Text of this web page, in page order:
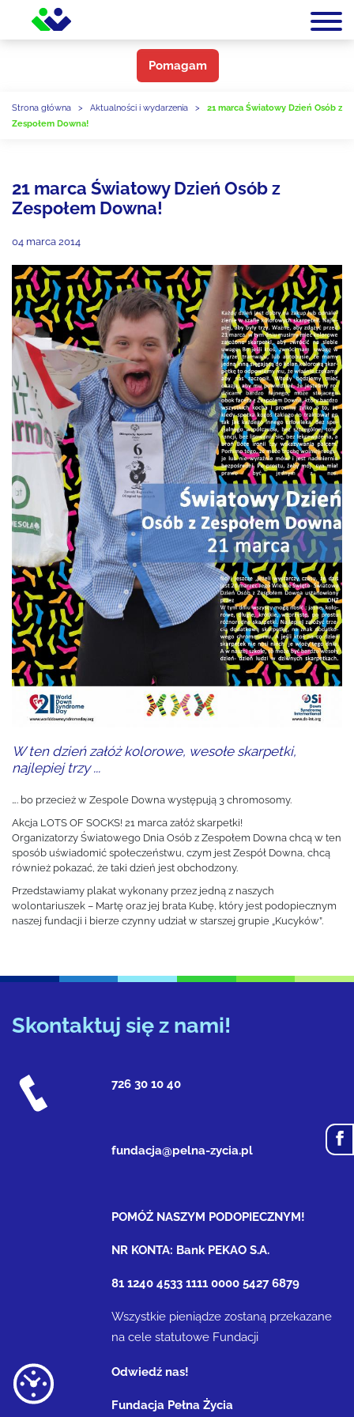
Pomagam
Strona główna > Aktualności i wydarzenia >
21 marca Światowy Dzień Osób z
Zespołem Downa!
21 marca Światowy Dzień Osób z
Zespołem Downa!
04 marca 2014
W ten dzień załóż kolorowe, wesołe skarpetki,
najlepiej trzy ...
…. bo przecież w Zespole Downa występują 3 chromosomy.
Akcja LOTS OF SOCKS! 21 marca załóż skarpetki!
Organizatorzy Światowego Dnia Osób z Zespołem Downa chcą w ten
sposób uświadomić społeczeństwu, czym jest Zespół Downa, chcą
również pokazać, że taki dzień jest obchodzony.
Przedstawiamy plakat wykonany przez jedną z naszych
wolontariuszek – Martę oraz jej brata Kubę, który jest podopiecznym
naszej fundacji i bierze czynny udział w starszej grupie „Kucyków”.
Skontaktuj się z nami!
726 30 10 40
fundacja@pelna-zycia.pl
POMÓŻ NASZYM PODOPIECZNYM!
NR KONTA: Bank PEKAO S.A.
81 1240 4533 1111 0000 5427 6879
Wszystkie pieniądze zostaną przekazane
na cele statutowe Fundacji
Odwiedź nas!
Fundacja Pełna Życia